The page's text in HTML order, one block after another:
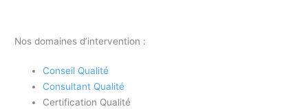
Nos domaines d’intervention :
Conseil Qualité
Consultant Qualité
Certification Qualité